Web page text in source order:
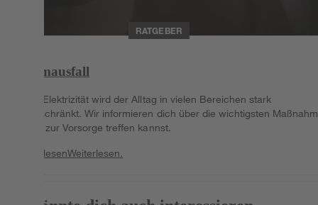
RATGEBER
Stromausfall
Ohne Elektrizität wird der Alltag in vielen Bereichen stark
eingeschränkt. Wir informieren dich über die wichtigsten
die du zur Vorsorge treffen kannst.
WeiterlesenWeiterlesen.